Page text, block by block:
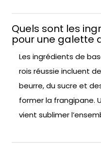
Quels sont les
pour une galette
Les ingrédients de
rois réussie incluent
beurre, du sucre et
former la frangipane.
vient sublimer